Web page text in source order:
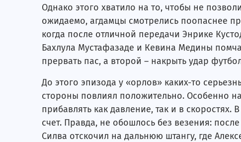
Однако этого хватило на то, чтобы не
ожидаемо, агдамцы смотрелись поопаснее
когда после отличной передачи Энрике
Бахлула Мустафазаде и Кевина Медины
прервать пас, а второй – накрыть удар
До этого эпизода у «орлов» каких-то
стороны повлиял положительно. Особенно
прибавлять как давление, так и в скоростях.
счет. Правда, не обошлось без везения:
Силва отскочил на дальнюю штангу, где